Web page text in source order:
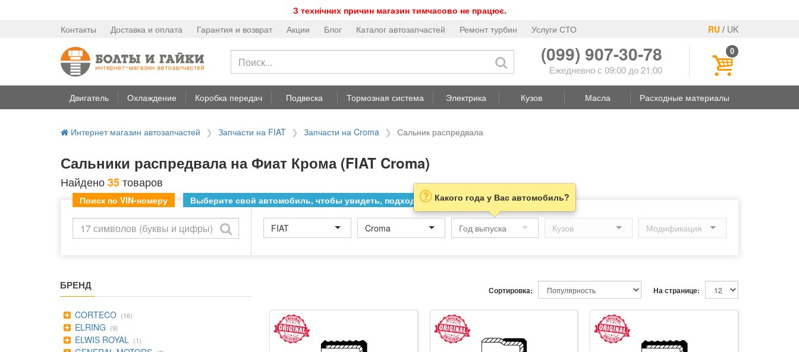
З технічних причин магазин тимчасово не працює.
RU / UK
Контакты Доставка и оплата Гарантия и возврат Акции Блог Каталог автозапчастей Ремонт турбин Услуги СТО
(099) 907-30-78
Ежедневно с 09:00 до 21:00
0
Двигатель Охлаждение Коробка передач Подвеска Тормозная система Электрика Кузов Масла Расходные материалы
Интернет магазин автозапчастей Запчасти на FIAT Запчасти на Croma Сальник распредвала
Сальники распредвала на Фиат Крома (FIAT Croma)
Найдено35товаров
Поиск по VIN-номеру Выберите свой автомобиль, чтобы увидеть, подходит ли товар к нему
FIAT Croma
Какого года у Вас автомобиль?
БРЕНД
CORTECO (16)
ELRING (9)
ELWIS ROYAL (1)
На странице:
Сортировка: